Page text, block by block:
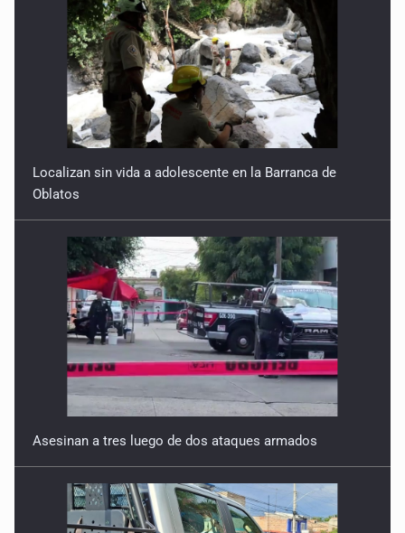
Localizan sin vida a adolescente en la Barranca de
Oblatos
Asesinan a tres luego de dos ataques armados